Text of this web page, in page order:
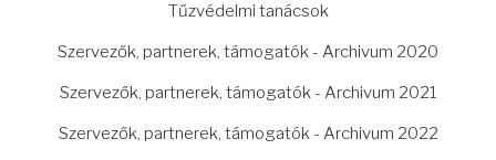
Tűzvédelmi tanácsok
Szervezők, partnerek, támogatók - Archivum 2020
Szervezők, partnerek, támogatók - Archivum 2021
Szervezők, partnerek, támogatók - Archivum 2022